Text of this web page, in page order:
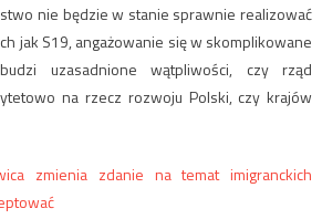
nie będzie w stanie sprawnie realizować
jak S19, angażowanie się w skomplikowane
uzasadnione wątpliwości, czy rząd
na rzecz rozwoju Polski, czy krajów
zmienia zdanie na temat imigranckich